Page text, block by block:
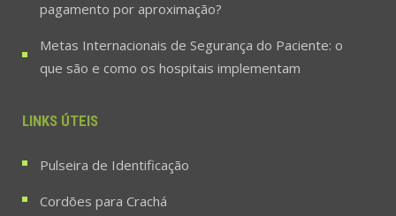
pagamento por aproximação?
Metas Internacionais de Segurança do Paciente: o
que são e como os hospitais implementam
LINKS ÚTEIS
Pulseira de Identificação
Cordões para Crachá